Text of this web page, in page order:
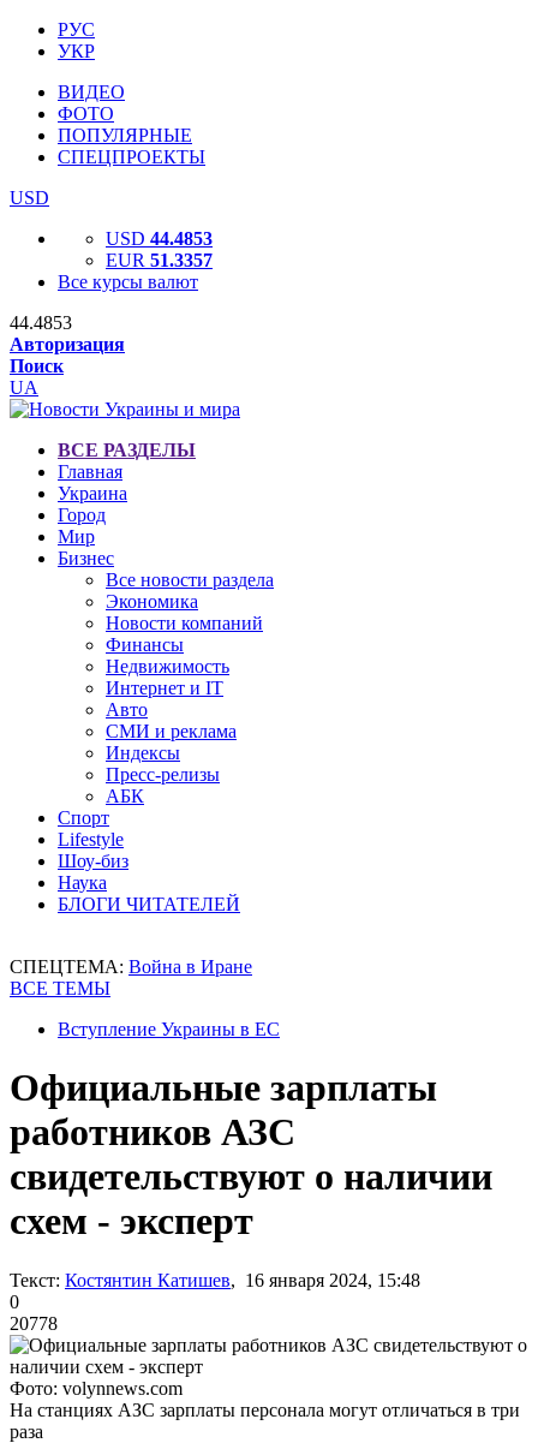
РУС
УКР
ВИДЕО
ФОТО
ПОПУЛЯРНЫЕ
СПЕЦПРОЕКТЫ
USD
USD 44.4853
EUR 51.3357
Все курсы валют
44.4853
Авторизация
Поиск
UA
ВСЕ РАЗДЕЛЫ
Главная
Украина
Город
Мир
Бизнес
Все новости раздела
Экономика
Новости компаний
Финансы
Недвижимость
Интернет и IT
Авто
СМИ и реклама
Индексы
Пресс-релизы
АБК
Спорт
Lifestyle
Шоу-биз
Наука
БЛОГИ ЧИТАТЕЛЕЙ
СПЕЦТЕМА: Война в Иране
ВСЕ ТЕМЫ
Вступление Украины в ЕС
Официальные зарплаты
работников АЗС
свидетельствуют о наличии
схем - эксперт
Текст: Костянтин Катишев, 16 января 2024, 15:48
0
20778
Фото: volynnews.com
На станциях АЗС зарплаты персонала могут отличаться в три
раза